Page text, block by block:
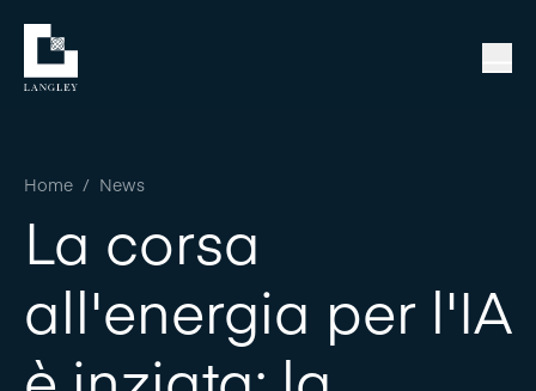
Home / News
La corsa
all'energia per l'IA